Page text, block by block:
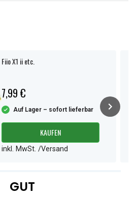
Fiio X1 ii etc.
7,99 €
Auf Lager – sofort lieferbar
KAUFEN
inkl. MwSt. /Versand
GUT